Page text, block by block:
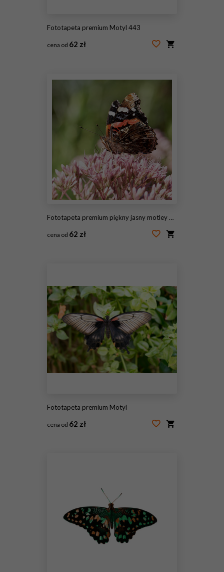
Fototapeta premium Motyl 443
cena od 62 zł
Fototapeta premium piękny jasny motley motyl zbiera pyłek na puszysty różowy kwiat
cena od 62 zł
Fototapeta premium Motyl
cena od 62 zł